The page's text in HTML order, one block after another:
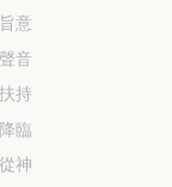
意
音
持
臨
神